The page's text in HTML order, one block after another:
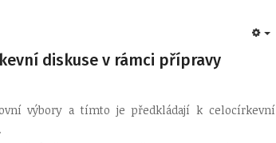
diskuse v rámci přípravy
výbory a tímto je předkládají k celocírkevní